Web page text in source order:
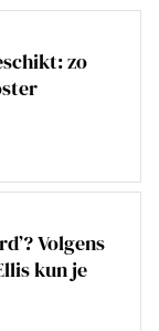
zo
Volgens
kun je